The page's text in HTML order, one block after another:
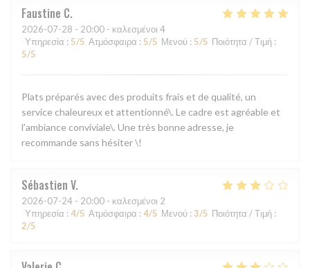
Faustine C
2026-07-28 - 20:00 - καλεσμένοι 4
Υπηρεσία : 5/5 Ατμόσφαιρα : 5/5 Μενού : 5/5 Ποιότητα / Τιμή :
5/5
Plats préparés avec des produits frais et de qualité, un
service chaleureux et attentionné\. Le cadre est agréable et
l’ambiance conviviale\. Une très bonne adresse, je
recommande sans hésiter \!
Sébastien V
2026-07-24 - 20:00 - καλεσμένοι 2
Υπηρεσία : 4/5 Ατμόσφαιρα : 4/5 Μενού : 3/5 Ποιότητα / Τιμή :
2/5